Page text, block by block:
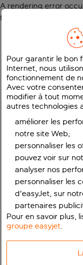
A rendering error
function
Pour garantir le bon
Internet, nous
fonctionnement de
Avec votre
modifier à tout
autres technologies
améliorer les
notre site Web;
personnaliser les
pouvez voir sur
analyser nos
personnaliser les
d'easyJet, sur
partenaires
Pour en savoir plus,
groupe easyjet.